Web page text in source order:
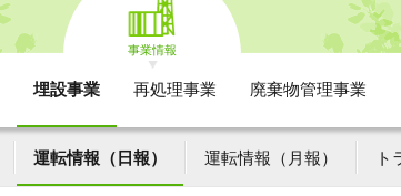
事業情報
埋設事業 再処理事業 廃棄物管理事業
運転情報（日報） 運転情報（月報） ト